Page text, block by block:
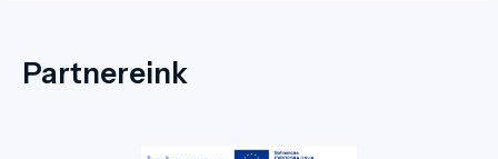
Partnereink